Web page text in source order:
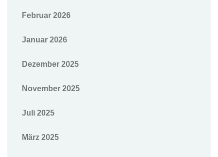
Februar 2026
Januar 2026
Dezember 2025
November 2025
Juli 2025
März 2025